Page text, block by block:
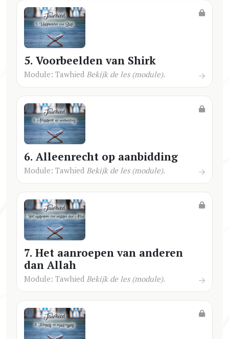
5. Voorbeelden van Shirk
Module: Tawhied Bekijk de les (module).
6. Alleenrecht op aanbidding
Module: Tawhied Bekijk de les (module).
7. Het aanroepen van anderen
dan Allah
Module: Tawhied Bekijk de les (module).